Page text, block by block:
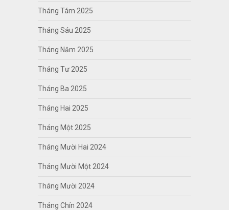
Tháng Tám 2025
Tháng Sáu 2025
Tháng Năm 2025
Tháng Tư 2025
Tháng Ba 2025
Tháng Hai 2025
Tháng Một 2025
Tháng Mười Hai 2024
Tháng Mười Một 2024
Tháng Mười 2024
Tháng Chín 2024